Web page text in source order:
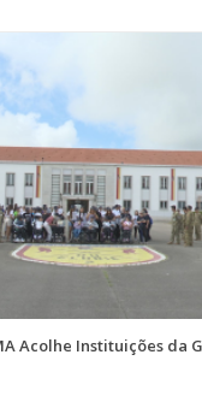
Acolhe Instituições da